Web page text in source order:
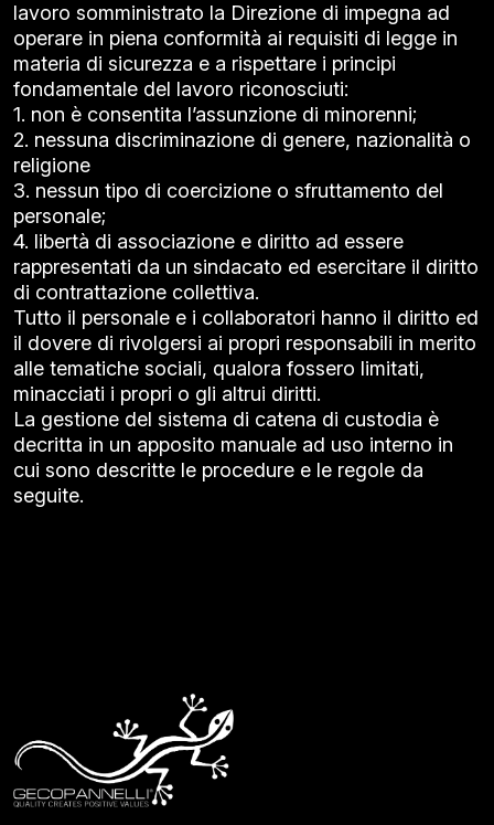
lavoro somministrato la Direzione di impegna ad
operare in piena conformità ai requisiti di legge in
materia di sicurezza e a rispettare i principi
fondamentale del lavoro riconosciuti:
1. non è consentita l’assunzione di minorenni;
2. nessuna discriminazione di genere, nazionalità o
religione
3. nessun tipo di coercizione o sfruttamento del
personale;
4. libertà di associazione e diritto ad essere
rappresentati da un sindacato ed esercitare il diritto
di contrattazione collettiva.
Tutto il personale e i collaboratori hanno il diritto ed
il dovere di rivolgersi ai propri responsabili in merito
alle tematiche sociali, qualora fossero limitati,
minacciati i propri o gli altrui diritti.
La gestione del sistema di catena di custodia è
decritta in un apposito manuale ad uso interno in
cui sono descritte le procedure e le regole da
seguite.